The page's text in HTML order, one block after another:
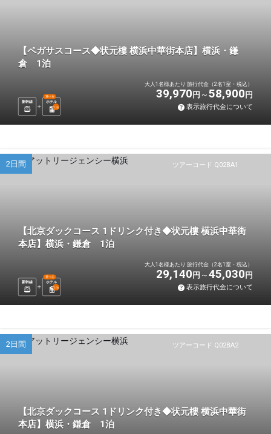
【ペガサスコース◆状元樓 横浜中華街本店】横浜・鎌
倉 1泊
新幹線 ホテル
選べる
1 泊
大人1名様あたり 旅行代金（2名1室・税込）
39,970 円 58,900 円
表示旅行代金について
ツアーコード Q02BA1
2日間
【北京ダックコース 1ドリンク付き◆状元樓 横浜中華街
本店】横浜・鎌倉 1泊
新幹線 ホテル
選べる
1 泊
大人1名様あたり 旅行代金（2名1室・税込）
29,140 円 45,030 円
表示旅行代金について
ツアーコード Q02BA2
2日間
【北京ダックコース 1ドリンク付き◆状元樓 横浜中華街
本店】横浜・鎌倉 1泊